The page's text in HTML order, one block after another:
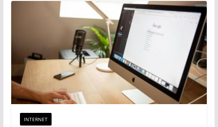
INTERNET